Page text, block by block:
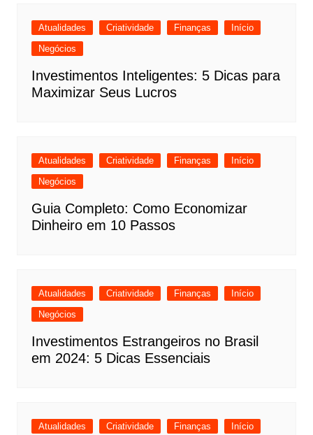
Atualidades Criatividade Finanças
Início
Negócios
Investimentos Inteligentes: 5 Dicas para
Maximizar Seus Lucros
Atualidades Criatividade Finanças
Início
Negócios
Guia Completo: Como Economizar
Dinheiro em 10 Passos
Atualidades Criatividade Finanças
Início
Negócios
Investimentos Estrangeiros no Brasil
em 2024: 5 Dicas Essenciais
Atualidades Criatividade Finanças
Início